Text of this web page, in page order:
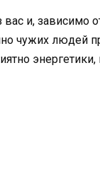
и, зависимо
чужих людей